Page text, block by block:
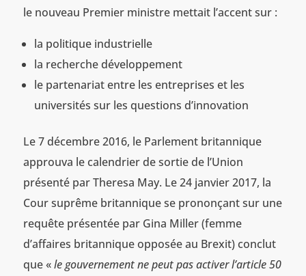
le nouveau Premier ministre mettait l’accent sur :
la politique industrielle
la recherche développement
le partenariat entre les entreprises et les
universités sur les questions d’innovation
Le 7 décembre 2016, le Parlement britannique
approuva le calendrier de sortie de l’Union
présenté par Theresa May. Le 24 janvier 2017, la
Cour suprême britannique se prononçant sur une
requête présentée par Gina Miller (femme
d’affaires britannique opposée au Brexit) conclut
que «le gouvernement ne peut pas activer l’article 50